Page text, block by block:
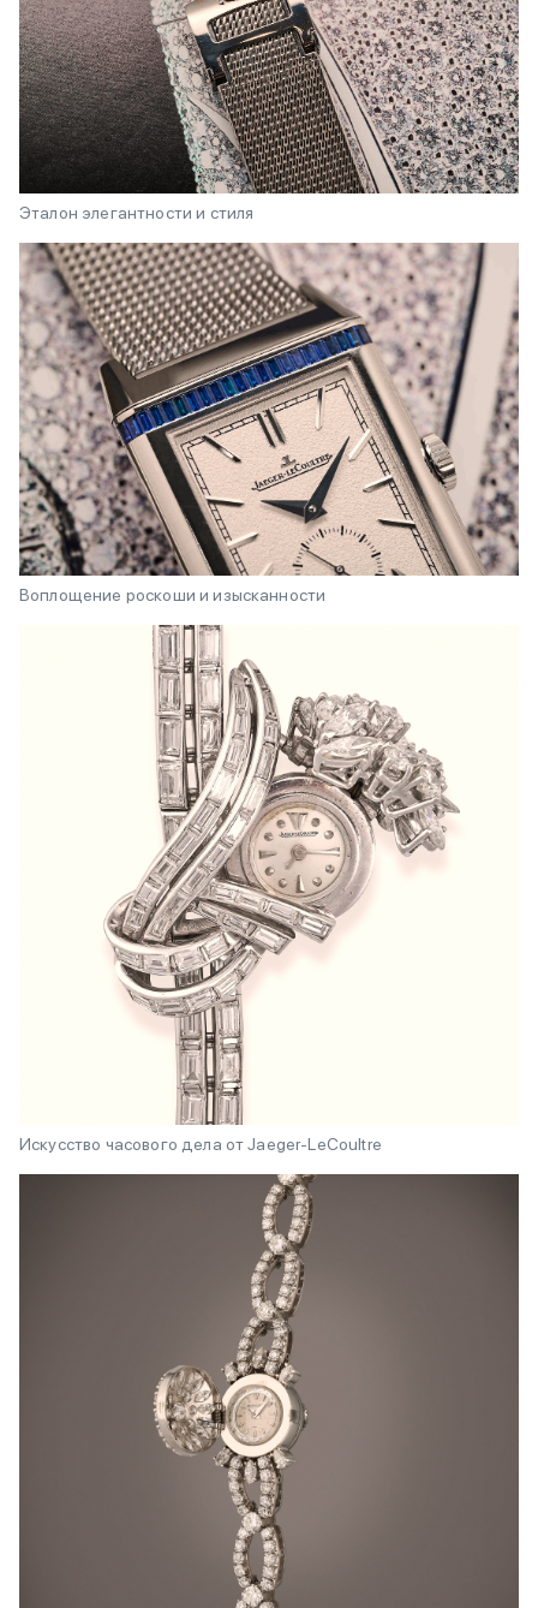
Эталон элегантности и стиля
Воплощение роскоши и изысканности
Искусство часового дела от Jaeger-LeCoultre